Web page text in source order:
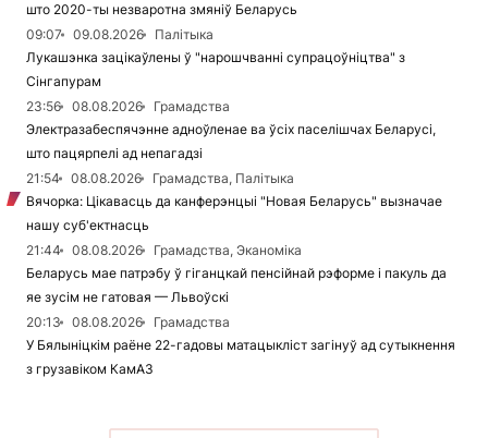
што 2020-ты незваротна змяніў Беларусь
09:07
09.08.2026
Палітыка
Лукашэнка зацікаўлены ў "нарошчванні супрацоўніцтва" з
Сінгапурам
23:56
08.08.2026
Грамадства
Электразабеспячэнне адноўленае ва ўсіх паселішчах Беларусі,
што пацярпелі ад непагадзі
21:54
08.08.2026
Грамадства, Палітыка
Вячорка: Цікавасць да канферэнцыі "Новая Беларусь" вызначае
нашу суб'ектнасць
21:44
08.08.2026
Грамадства, Эканоміка
Беларусь мае патрэбу ў гіганцкай пенсійнай рэформе і пакуль да
яе зусім не гатовая — Львоўскі
20:13
08.08.2026
Грамадства
У Бялыніцкім раёне 22-гадовы матацыкліст загінуў ад сутыкнення
з грузавіком КамАЗ